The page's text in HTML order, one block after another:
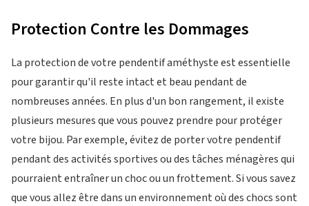
Protection Contre les Dommages
La protection de votre pendentif améthyste est essentielle
pour garantir qu'il reste intact et beau pendant de
nombreuses années. En plus d'un bon rangement, il existe
plusieurs mesures que vous pouvez prendre pour protéger
votre bijou. Par exemple, évitez de porter votre pendentif
pendant des activités sportives ou des tâches ménagères qui
pourraient entraîner un choc ou un frottement. Si vous savez
que vous allez être dans un environnement où des chocs sont